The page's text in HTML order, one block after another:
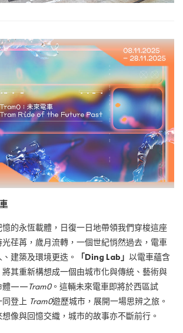
的永恆載體，日復一日地帶領我們穿梭這座
荏苒，歲月流轉，一個世紀悄然過去，電車
建築及環境更迭。
「Ding Lab 」 以電車蘊含
其重新構想成一個由城市化與傳統、藝術與
體——Tram0。這輛未來電車即將於西區試
登上 Tram0遊歷城市，展開一場思辨之旅。
像與回憶交織，城市的故事亦不斷前行。